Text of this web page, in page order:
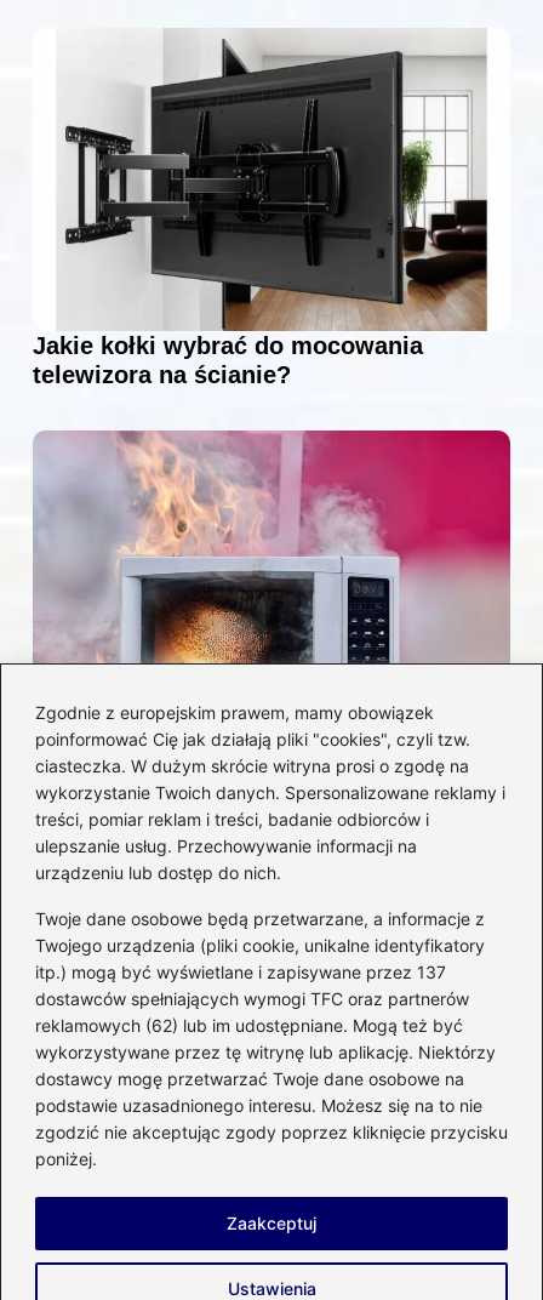
Zgodnie z europejskim prawem, mamy obowiązek
poinformować Cię jak działają pliki "cookies", czyli tzw.
ciasteczka. W dużym skrócie witryna prosi o zgodę na
wykorzystanie Twoich danych. Spersonalizowane reklamy i
treści, pomiar reklam i treści, badanie odbiorców i
ulepszanie usług. Przechowywanie informacji na
urządzeniu lub dostęp do nich.
Twoje dane osobowe będą przetwarzane, a informacje z
Twojego urządzenia (pliki cookie, unikalne identyfikatory
itp.) mogą być wyświetlane i zapisywane przez 137
dostawców spełniających wymogi TFC oraz partnerów
reklamowych (62) lub im udostępniane. Mogą też być
wykorzystywane przez tę witrynę lub aplikację. Niektórzy
dostawcy mogę przetwarzać Twoje dane osobowe na
podstawie uzasadnionego interesu. Możesz się na to nie
zgodzić nie akceptując zgody poprzez kliknięcie przycisku
poniżej.
Ustawienia
Zaakceptuj
Jakie kołki wybrać do mocowania
telewizora na ścianie?
Czy można włożyć styropian do
mikrofalówki? Przewodnik po
bezpiecznym użytkowaniu sprzętu
kuchennego
Kategorie
Budowa (285)
Dom(207)
Energetyka(21)
Meble i elektronika(23)
Ogród(51)
Remont(78)
Prywatność Zasady użytkowania